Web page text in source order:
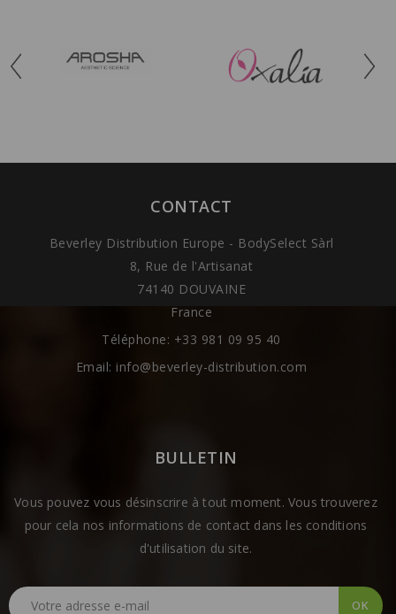
CONTACT
Beverley Distribution Europe - BodySelect Sàrl
8, Rue de l'Artisanat
74140 DOUVAINE
France
Téléphone: +33 981 09 95 40
Email: info@beverley-distribution.com
BULLETIN
Vous pouvez vous désinscrire à tout moment. Vous trouverez
pour cela nos informations de contact dans les conditions
d'utilisation du site.